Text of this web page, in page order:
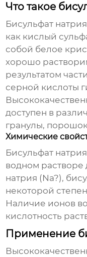
Что такое
Бисульфат
как кислый
собой белое
хорошо
результатом
серной кислоты
доступен в
гранулы,
Химические
Бисульфат
водном
натрия (Na?),
некоторой
Наличие ионов
кислотность
Применение